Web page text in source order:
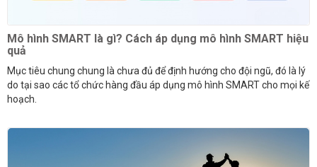
Mô hình SMART là gì? Cách áp dụng mô hình SMART hiệu
quả
Mục tiêu chung chung là chưa đủ để định hướng cho đội ngũ, đó là lý
do tại sao các tổ chức hàng đầu áp dụng mô hình SMART cho mọi kế
hoạch.